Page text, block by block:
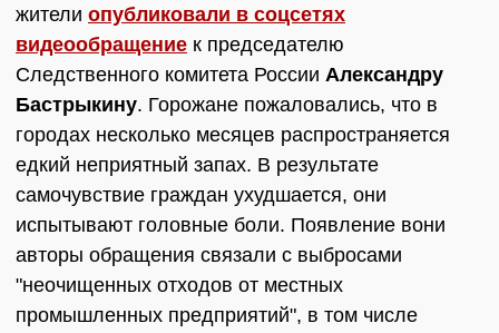
жители опубликовали в соцсетях
видеообращение к председателю
Следственного комитета России Александру
Бастрыкину. Горожане пожаловались, что в
городах несколько месяцев распространяется
едкий неприятный запах. В результате
самочувствие граждан ухудшается, они
испытывают головные боли. Появление вони
авторы обращения связали с выбросами
"неочищенных отходов от местных
промышленных предприятий", в том числе